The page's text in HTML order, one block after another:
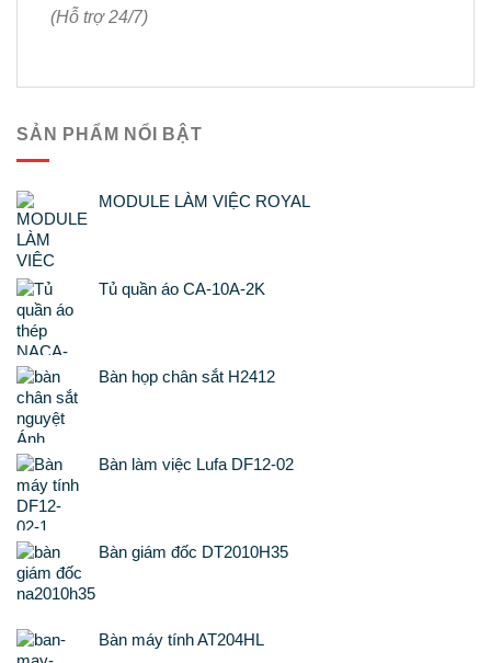
(Hỗ trợ 24/7)
SẢN PHẨM NỔI BẬT
MODULE LÀM VIỆC ROYAL
Tủ quần áo CA-10A-2K
Bàn họp chân sắt H2412
Bàn làm việc Lufa DF12-02
Bàn giám đốc DT2010H35
Bàn máy tính AT204HL